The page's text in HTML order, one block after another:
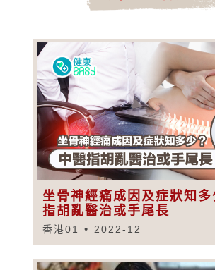
坐骨神經痛成因及症狀知多
指胡亂醫治或手尾長
香港01 2022-12